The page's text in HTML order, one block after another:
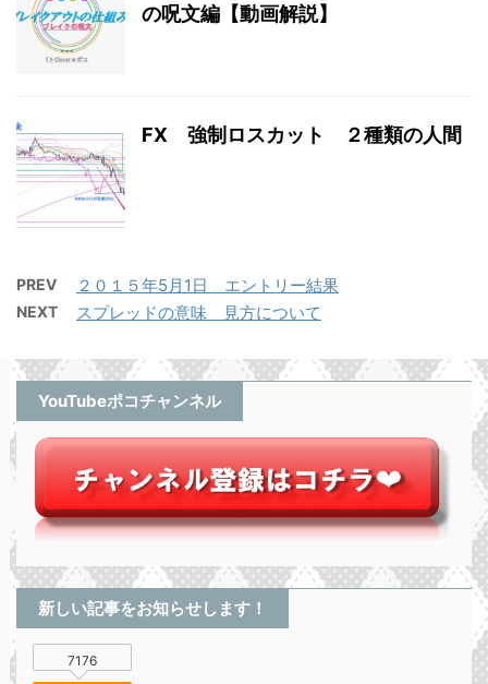
の呪文編【動画解説】
FX 強制ロスカット ２種類の人間
PREV ２０１５年5月1日 エントリー結果
NEXT スプレッドの意味 見方について
YouTubeポコチャンネル
新しい記事をお知らせします！
7176